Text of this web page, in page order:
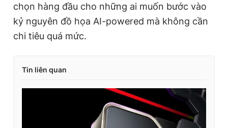
chọn hàng đầu cho những ai muốn bước vào
kỷ nguyên đồ họa AI-powered mà không cần
chi tiêu quá mức.
Tin liên quan